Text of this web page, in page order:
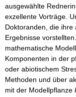
ausgewählte
exzellente Vorträge.
Doktoranden, die ihre
Ergebnisse
mathematische
Komponenten in der
oder abiotischem
Methoden und über
mit der Modellpflanze